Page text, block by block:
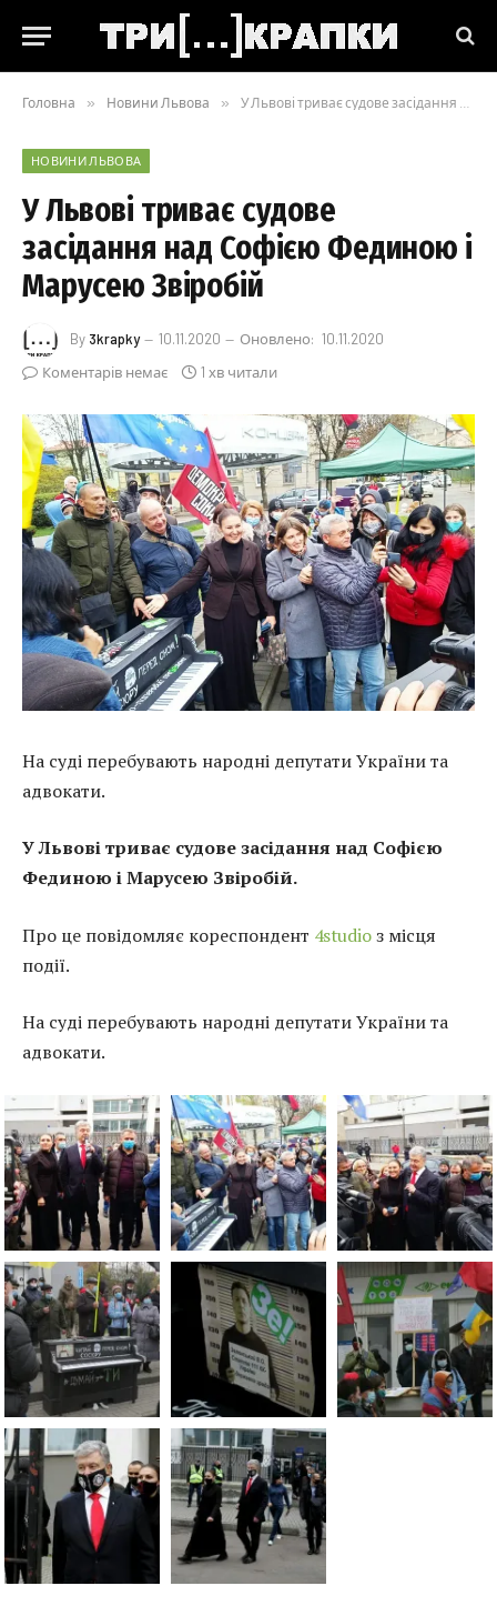
Головна » Новини Львова » У Львові триває судове засідання над Софією Фединою і Марусею Звіробій
НОВИНИ ЛЬВОВА
У Львові триває судове
засідання над Софією Фединою і
Марусею Звіробій
By 3krapky 10.11.2020 Оновлено: 10.11.2020
Коментарів немає
1 хв читали
На суді перебувають народні депутати України та
адвокати.
У Львові триває судове засідання над Софією
Фединою і Марусею Звіробій.
Про це повідомляє кореспондент 4studioз місця
події.
На суді перебувають народні депутати України та
адвокати.